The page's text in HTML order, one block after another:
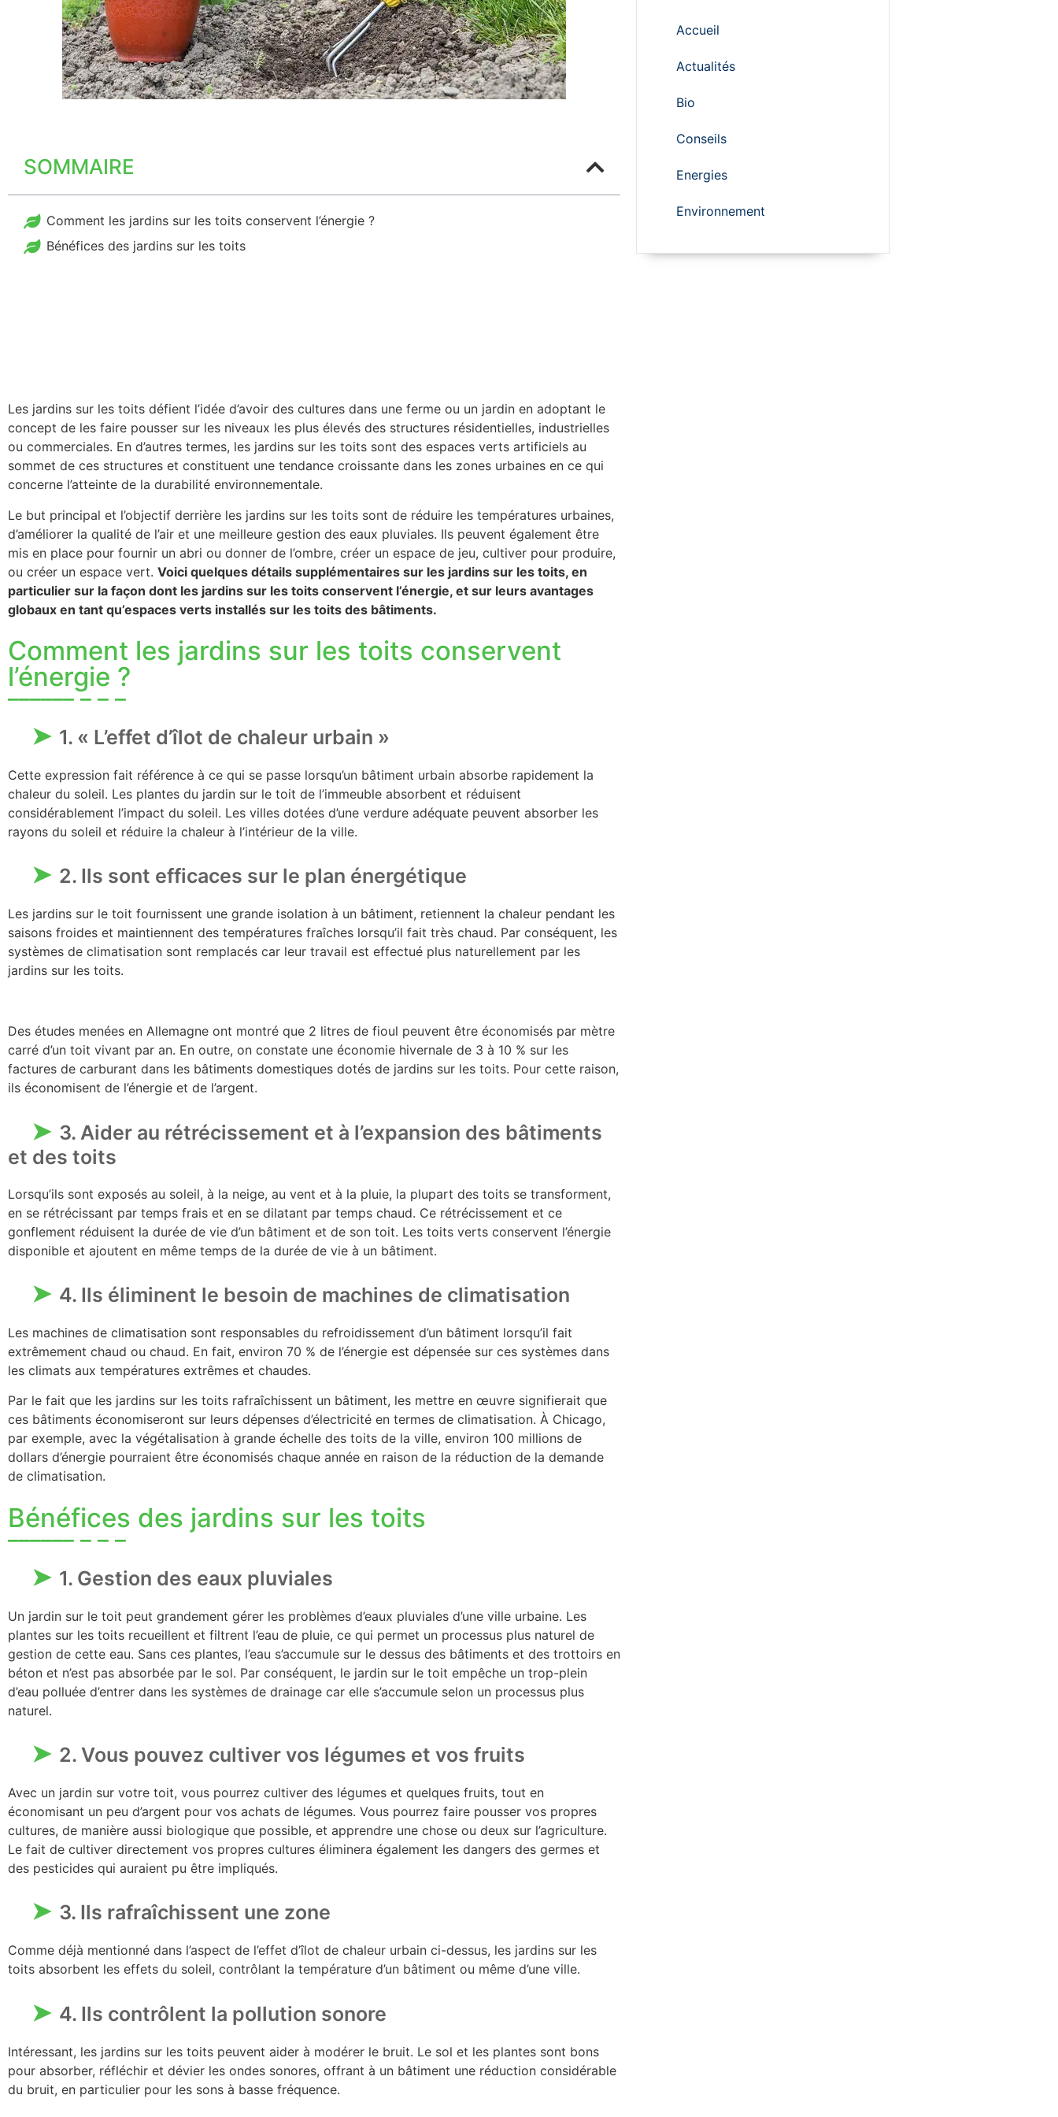
SOMMAIRE
Comment les jardins sur les toits conservent l’énergie ?
Bénéfices des jardins sur les toits
Les jardins sur les toits défient l’idée d’avoir des cultures dans une ferme ou un jardin en adoptant le
concept de les faire pousser sur les niveaux les plus élevés des structures résidentielles, industrielles
ou commerciales. En d’autres termes, les jardins sur les toits sont des espaces verts artificiels au
sommet de ces structures et constituent une tendance croissante dans les zones urbaines en ce qui
concerne l’atteinte de la durabilité environnementale.
Le but principal et l’objectif derrière les jardins sur les toits sont de réduire les températures urbaines,
d’améliorer la qualité de l’air et une meilleure gestion des eaux pluviales. Ils peuvent également être
mis en place pour fournir un abri ou donner de l’ombre, créer un espace de jeu, cultiver pour produire,
ou créer un espace vert. Voici quelques détails supplémentaires sur les jardins sur les toits, en
particulier sur la façon dont les jardins sur les toits conservent l’énergie, et sur leurs avantages
globaux en tant qu’espaces verts installés sur les toits des bâtiments.
Comment les jardins sur les toits conservent
l’énergie ?
1. « L’effet d’îlot de chaleur urbain »
Cette expression fait référence à ce qui se passe lorsqu’un bâtiment urbain absorbe rapidement la
chaleur du soleil. Les plantes du jardin sur le toit de l’immeuble absorbent et réduisent
considérablement l’impact du soleil. Les villes dotées d’une verdure adéquate peuvent absorber les
rayons du soleil et réduire la chaleur à l’intérieur de la ville.
2. Ils sont efficaces sur le plan énergétique
Les jardins sur le toit fournissent une grande isolation à un bâtiment, retiennent la chaleur pendant les
saisons froides et maintiennent des températures fraîches lorsqu’il fait très chaud. Par conséquent, les
systèmes de climatisation sont remplacés car leur travail est effectué plus naturellement par les
jardins sur les toits.
Des études menées en Allemagne ont montré que 2 litres de fioul peuvent être économisés par mètre
carré d’un toit vivant par an. En outre, on constate une économie hivernale de 3 à 10 % sur les
factures de carburant dans les bâtiments domestiques dotés de jardins sur les toits. Pour cette raison,
ils économisent de l’énergie et de l’argent.
3. Aider au rétrécissement et à l’expansion des bâtiments
et des toits
Lorsqu’ils sont exposés au soleil, à la neige, au vent et à la pluie, la plupart des toits se transforment,
en se rétrécissant par temps frais et en se dilatant par temps chaud. Ce rétrécissement et ce
gonflement réduisent la durée de vie d’un bâtiment et de son toit. Les toits verts conservent l’énergie
disponible et ajoutent en même temps de la durée de vie à un bâtiment.
4. Ils éliminent le besoin de machines de climatisation
Les machines de climatisation sont responsables du refroidissement d’un bâtiment lorsqu’il fait
extrêmement chaud ou chaud. En fait, environ 70 % de l’énergie est dépensée sur ces systèmes dans
les climats aux températures extrêmes et chaudes.
Par le fait que les jardins sur les toits rafraîchissent un bâtiment, les mettre en œuvre signifierait que
ces bâtiments économiseront sur leurs dépenses d’électricité en termes de climatisation. À Chicago,
par exemple, avec la végétalisation à grande échelle des toits de la ville, environ 100 millions de
dollars d’énergie pourraient être économisés chaque année en raison de la réduction de la demande
de climatisation.
Bénéfices des jardins sur les toits
1. Gestion des eaux pluviales
Un jardin sur le toit peut grandement gérer les problèmes d’eaux pluviales d’une ville urbaine. Les
plantes sur les toits recueillent et filtrent l’eau de pluie, ce qui permet un processus plus naturel de
gestion de cette eau. Sans ces plantes, l’eau s’accumule sur le dessus des bâtiments et des trottoirs en
béton et n’est pas absorbée par le sol. Par conséquent, le jardin sur le toit empêche un trop-plein
d’eau polluée d’entrer dans les systèmes de drainage car elle s’accumule selon un processus plus
naturel.
2. Vous pouvez cultiver vos légumes et vos fruits
Avec un jardin sur votre toit, vous pourrez cultiver des légumes et quelques fruits, tout en
économisant un peu d’argent pour vos achats de légumes. Vous pourrez faire pousser vos propres
cultures, de manière aussi biologique que possible, et apprendre une chose ou deux sur l’agriculture.
Le fait de cultiver directement vos propres cultures éliminera également les dangers des germes et
des pesticides qui auraient pu être impliqués.
3. Ils rafraîchissent une zone
Comme déjà mentionné dans l’aspect de l’effet d’îlot de chaleur urbain ci-dessus, les jardins sur les
toits absorbent les effets du soleil, contrôlant la température d’un bâtiment ou même d’une ville.
4. Ils contrôlent la pollution sonore
Intéressant, les jardins sur les toits peuvent aider à modérer le bruit. Le sol et les plantes sont bons
pour absorber, réfléchir et dévier les ondes sonores, offrant à un bâtiment une réduction considérable
du bruit, en particulier pour les sons à basse fréquence.
Accueil
Actualités
Bio
Conseils
Energies
Environnement